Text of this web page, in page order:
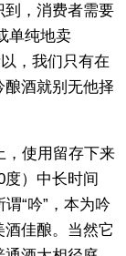
到，消费者需要
单纯地卖
，我们只有在
酒就别无他择
，使用留存下来
度）中长时间
“吟”，本为吟
佳酿。当然它